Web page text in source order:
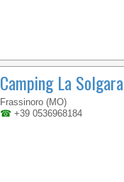
Camping La Solgara
Frassinoro (MO)
☎ +39 0536968184